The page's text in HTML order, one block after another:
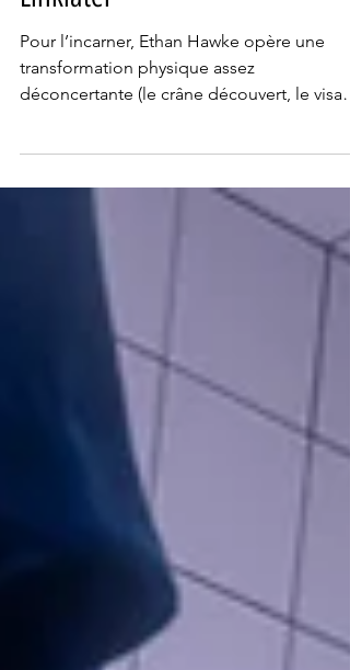
Linklater
enlaidi, et surtout la taille rappetissie), mais
sa performance est si incarnée qu’on en
vient à faire abstraction de ces artifices. Sa
maîtrise des dialogues mordants de Robert
Kaplow et sa capacité à mettre en lumière
toute l’humanité de son personnage sont
vertigineuses.